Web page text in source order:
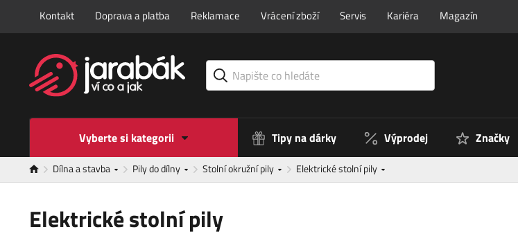
Kontakt Doprava a platba Reklamace Vrácení zboží Servis Kariéra Magazín
Vyberte si kategorii Tipy na dárky Výprodej Značky
Dílna a stavba Pily do dílny Stolní okružní pily Elektrické stolní pily
Elektrické stolní pily